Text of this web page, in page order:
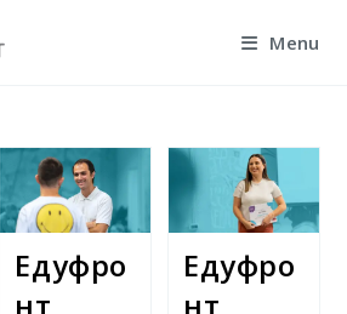
Menu
Едуфро
нт
Едуфро
нт